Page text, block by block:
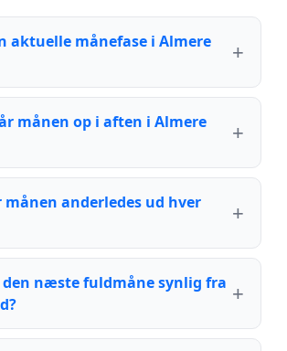
aktuelle månefase i Almere
månen op i aften i Almere
månen anderledes ud hver
den næste fuldmåne synlig fra